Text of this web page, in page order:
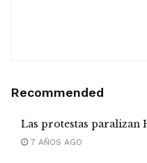
Recommended
Las protestas paralizan
7 AÑOS AGO